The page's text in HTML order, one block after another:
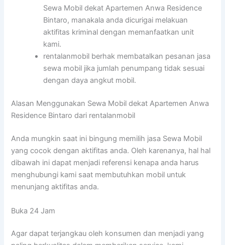
Sewa Mobil dekat Apartemen Anwa Residence
Bintaro, manakala anda dicurigai melakuan
aktifitas kriminal dengan memanfaatkan unit
kami.
rentalanmobil berhak membatalkan pesanan jasa
sewa mobil jika jumlah penumpang tidak sesuai
dengan daya angkut mobil.
Alasan Menggunakan Sewa Mobil dekat Apartemen Anwa
Residence Bintaro dari rentalanmobil
Anda mungkin saat ini bingung memilih jasa Sewa Mobil
yang cocok dengan aktifitas anda. Oleh karenanya, hal hal
dibawah ini dapat menjadi referensi kenapa anda harus
menghubungi kami saat membutuhkan mobil untuk
menunjang aktifitas anda.
Buka 24 Jam
Agar dapat terjangkau oleh konsumen dan menjadi yang